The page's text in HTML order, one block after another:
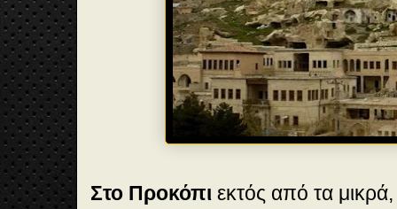
Στο Προκόπι εκτός από τα